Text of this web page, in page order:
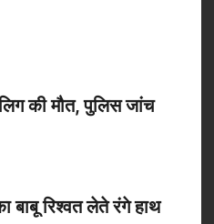
की मौत, पुलिस जांच
बाबू रिश्वत लेते रंगे हाथ